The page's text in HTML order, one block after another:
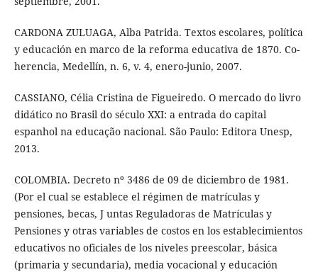
CARDONA ZULUAGA, Alba Patrida. Textos escolares, política
y educación en marco de la reforma educativa de 1870. Co-
herencia, Medellín, n. 6, v. 4, enero-junio, 2007.
CASSIANO, Célia Cristina de Figueiredo. O mercado do livro
didático no Brasil do século XXI: a entrada do capital
espanhol na educação nacional. São Paulo: Editora Unesp,
2013.
COLOMBIA. Decreto nº 3486 de 09 de diciembro de 1981.
(Por el cual se establece el régimen de matrículas y
pensiones, becas, J untas Reguladoras de Matrículas y
Pensiones y otras variables de costos en los establecimientos
educativos no oficiales de los niveles preescolar, básica
(primaria y secundaria), media vocacional y educación